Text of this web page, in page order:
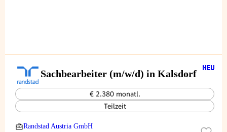
Sachbearbeiter (m/w/d) in Kalsdorf
€ 2.380 monatl.
Teilzeit
Randstad Austria GmbH